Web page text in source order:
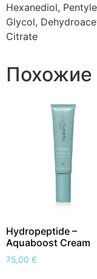
Hexanediol,
Glycol,
Citrate
Похожие
Hydropeptide –
Aquaboost Cream
75,00 €